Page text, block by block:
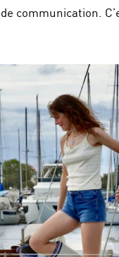
communication.